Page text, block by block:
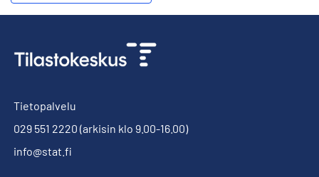
Tietopalvelu
029 551 2220 (arkisin klo 9.00-16.00)
info@stat.fi